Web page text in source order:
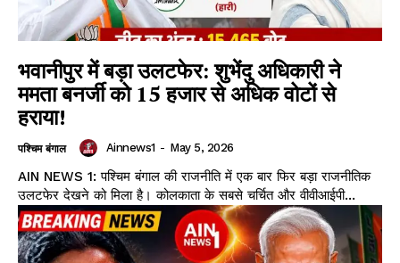
भवानीपुर में बड़ा उलटफेर: शुभेंदु अधिकारी ने
ममता बनर्जी को 15 हजार से अधिक वोटों से
हराया!
पश्चिम बंगाल Ainnews1 - May 5, 2026
AIN NEWS 1: पश्चिम बंगाल की राजनीति में एक बार फिर बड़ा राजनीतिक
उलटफेर देखने को मिला है। कोलकाता के सबसे चर्चित और वीवीआईपी...